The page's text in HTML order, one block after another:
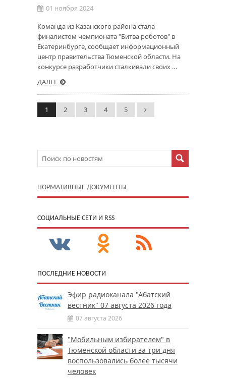
01 ноября 2024
Команда из Казанского района стала
финалистом чемпионата "Битва роботов" в
Екатеринбурге, сообщает информационный
центр правительства Тюменской области. На
конкурсе разработчики сталкивали своих …
ДАЛЕЕ
1 2 3 4 5
НОРМАТИВНЫЕ ДОКУМЕНТЫ
CОЦИАЛЬНЫЕ СЕТИ И RSS
ПОСЛЕДНИЕ НОВОСТИ
Эфир радиоканала "Абатский
вестник" 07 августа 2026 года
07 августа 2026
"Мобильным избирателем" в
Тюменской области за три дня
воспользовались более тысячи
человек